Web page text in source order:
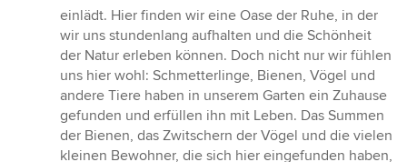
einlädt. Hier finden wir eine Oase der Ruhe, in der
wir uns stundenlang aufhalten und die Schönheit
der Natur erleben können. Doch nicht nur wir fühlen
uns hier wohl: Schmetterlinge, Bienen, Vögel und
andere Tiere haben in unserem Garten ein Zuhause
gefunden und erfüllen ihn mit Leben. Das Summen
der Bienen, das Zwitschern der Vögel und die vielen
kleinen Bewohner, die sich hier eingefunden haben,